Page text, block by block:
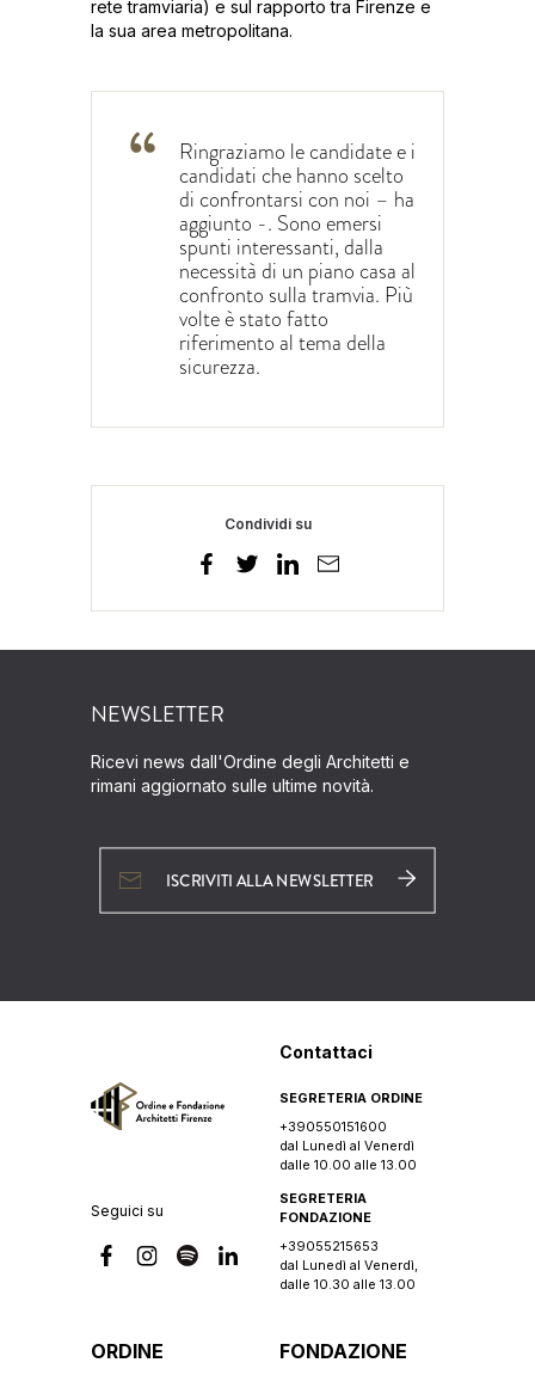
rete tramviaria) e sul rapporto tra Firenze e
la sua area metropolitana.
Ringraziamo le candidate e i
candidati che hanno scelto
di confrontarsi con noi – ha
aggiunto -. Sono emersi
spunti interessanti, dalla
necessità di un piano casa al
confronto sulla tramvia. Più
volte è stato fatto
riferimento al tema della
sicurezza.
Condividi su
NEWSLETTER
Ricevi news dall'Ordine degli Architetti e
rimani aggiornato sulle ultime novità.
ISCRIVITI ALLA NEWSLETTER
Seguici su
Contattaci
SEGRETERIA ORDINE
+390550151600
dal Lunedì al Venerdì
dalle 10.00 alle 13.00
SEGRETERIA
FONDAZIONE
+39055215653
dal Lunedì al Venerdì,
dalle 10.30 alle 13.00
ORDINE FONDAZIONE